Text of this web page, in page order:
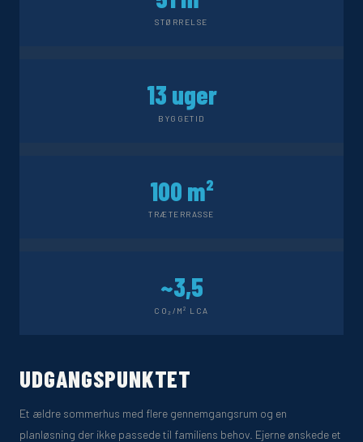
STØRRELSE
13 uger
BYGGETID
100 m²
TRÆTERRASSE
~3,5
CO₂/M² LCA
UDGANGSPUNKTET
Et ældre sommerhus med flere gennemgangsrum og en
planløsning der ikke passede til familiens behov. Ejerne ønskede et